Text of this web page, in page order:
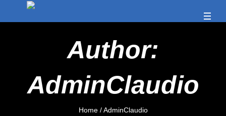
Author:
AdminClaudio
Home /AdminClaudio